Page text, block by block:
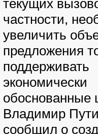
текущих
частности,
увеличить
предложения
поддерживать
экономически
обоснованные
Владимир
сообщил о